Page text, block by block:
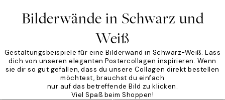
Bilderwände in Schwarz und
Weiß
Gestaltungsbeispiele für eine Bilderwand in Schwarz-Weiß. Lass
dich von unseren eleganten Postercollagen inspirieren. Wenn
sie dir so gut gefallen, dass du unsere Collagen direkt bestellen
möchtest, brauchst du einfach
nur auf das betreffende Bild zu klicken.
Viel Spaß beim Shoppen!